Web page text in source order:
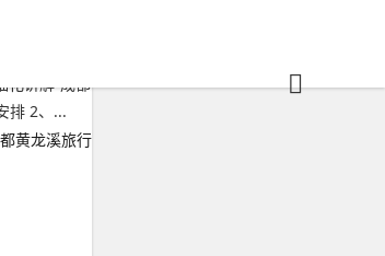
化讲解“成都
排 2、...
黄龙溪旅行